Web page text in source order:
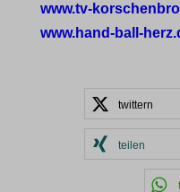
www.tv-
www.hand-ball-
twittern
teilen